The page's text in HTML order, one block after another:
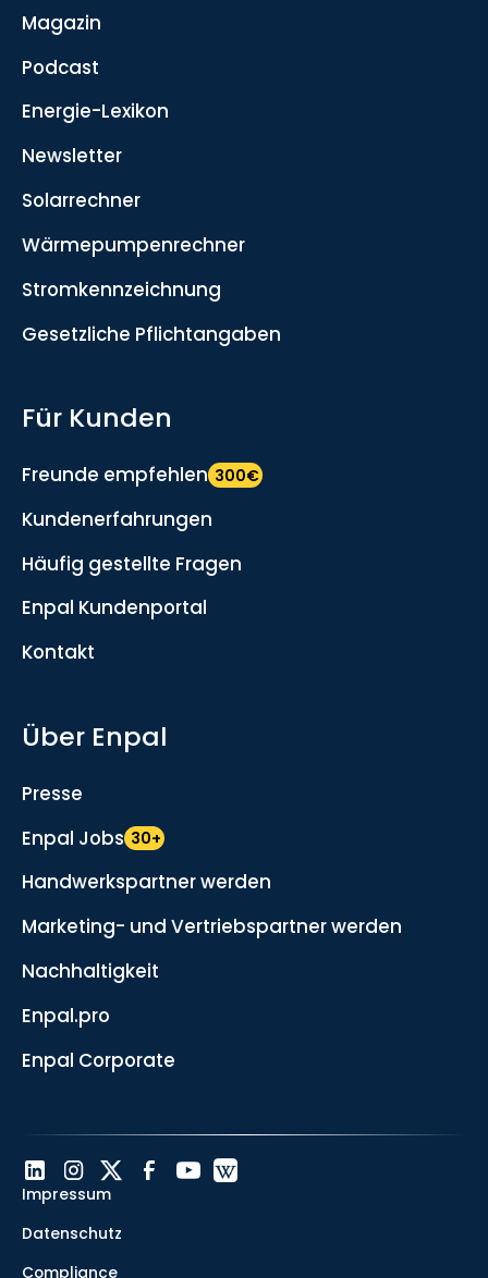
Magazin
Podcast
Energie-Lexikon
Newsletter
Solarrechner
Wärmepumpenrechner
Stromkennzeichnung
Gesetzliche Pflichtangaben
Für Kunden
Freunde empfehlen 300€
Kundenerfahrungen
Häufig gestellte Fragen
Enpal Kundenportal
Kontakt
Über Enpal
Presse
Enpal Jobs 30+
Handwerkspartner werden
Marketing- und Vertriebspartner werden
Nachhaltigkeit
Enpal.pro
Enpal Corporate
Impressum
Datenschutz
Compliance